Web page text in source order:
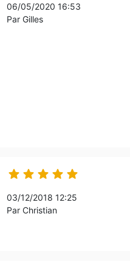
06/05/2020 16:53
Par Gilles
    
03/12/2018 12:25
Par Christian